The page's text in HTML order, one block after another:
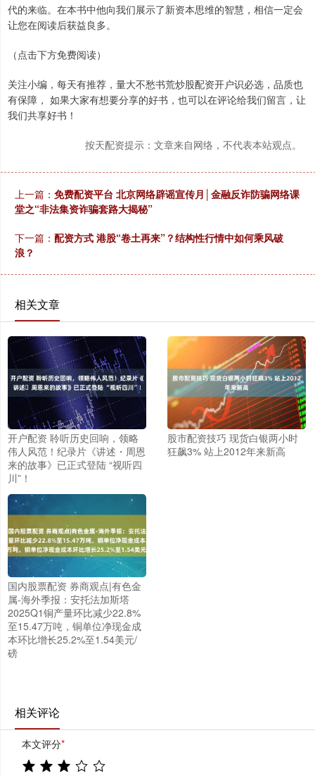
代的来临。在本书中他向我们展示了新资本思维的智慧，相信一定会
让您在阅读后获益良多。
（点击下方免费阅读）
关注小编，每天有推荐，量大不愁书荒炒股配资开户识必选，品质也
有保障， 如果大家有想要分享的好书，也可以在评论给我们留言，让
我们共享好书！
按天配资提示：文章来自网络，不代表本站观点。
上一篇： 免费配资平台 北京网络辟谣宣传月│金融反诈防骗网络课
堂之“非法集资诈骗套路大揭秘”
下一篇： 配资方式 港股“卷土再来”？结构性行情中如何乘风破
浪？
相关文章
开户配资 聆听历史回响，领略
伟人风范！纪录片《讲述・周恩
来的故事》已正式登陆 “视听四
川”！
股市配资技巧 现货白银两小时
狂飙3% 站上2012年来新高
国内股票配资 券商观点|有色金
属-海外季报：安托法加斯塔
2025Q1铜产量环比减少22.8%
至15.47万吨，铜单位净现金成
本环比增长25.2%至1.54美元/
磅
相关评论
本文评分*